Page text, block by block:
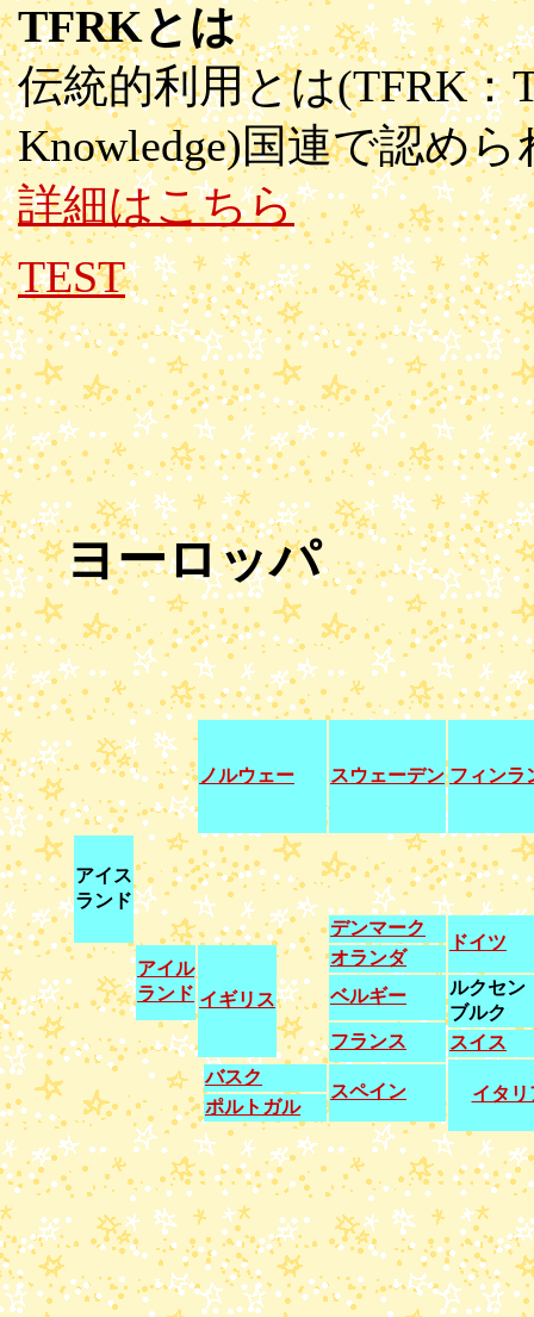
TFRKとは
伝統的利用とは(TFRK：
Knowledge)国連で認め
詳細はこちら
TEST
ヨーロッパ
ノルウェー スウェーデン フィンラ
アイス
ランド
デンマーク
ドイツ
アイル
ランド イギリス
オランダ
ベルギー
ルクセン
ブルク
フランス
スイス
イタリ
バスク
スペイン
ポルトガル